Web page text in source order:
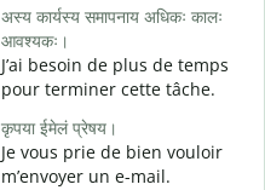
अस्य कार्यस्य समापनाय अधिकः कालः
आवश्यकः।
J’ai besoin de plus de temps
pour terminer cette tâche.
कृपया ईमेलं प्रेषय।
Je vous prie de bien vouloir
m’envoyer un e-mail.